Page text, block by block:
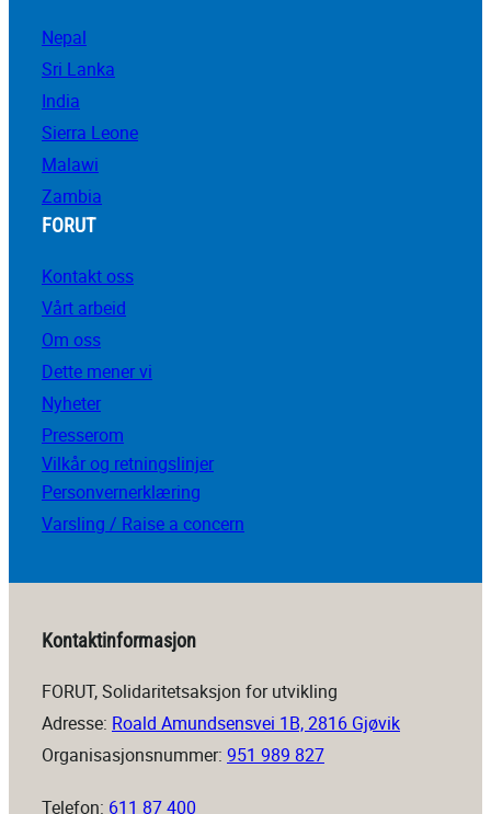
Nepal
Sri Lanka
India
Sierra Leone
Malawi
Zambia
FORUT
Kontakt oss
Vårt arbeid
Om oss
Dette mener vi
Nyheter
Presserom
Vilkår og retningslinjer
Personvernerklæring
Varsling / Raise a concern
Kontaktinformasjon
FORUT, Solidaritetsaksjon for utvikling
Adresse: Roald Amundsensvei 1B, 2816 Gjøvik
Organisasjonsnummer: 951 989 827
Telefon: 611 87 400